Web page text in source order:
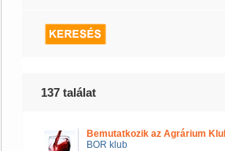
137 találat
Bemutatkozik az Agrárium
BOR klub